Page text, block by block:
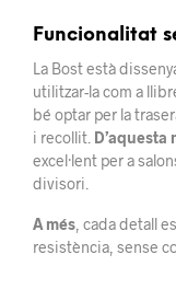
Funcionalitat
La Bost està
utilitzar-la com a
bé optar per la
i recollit. D’aquesta
excel·lent per a
divisori.
A més , cada detall
resistència, sense